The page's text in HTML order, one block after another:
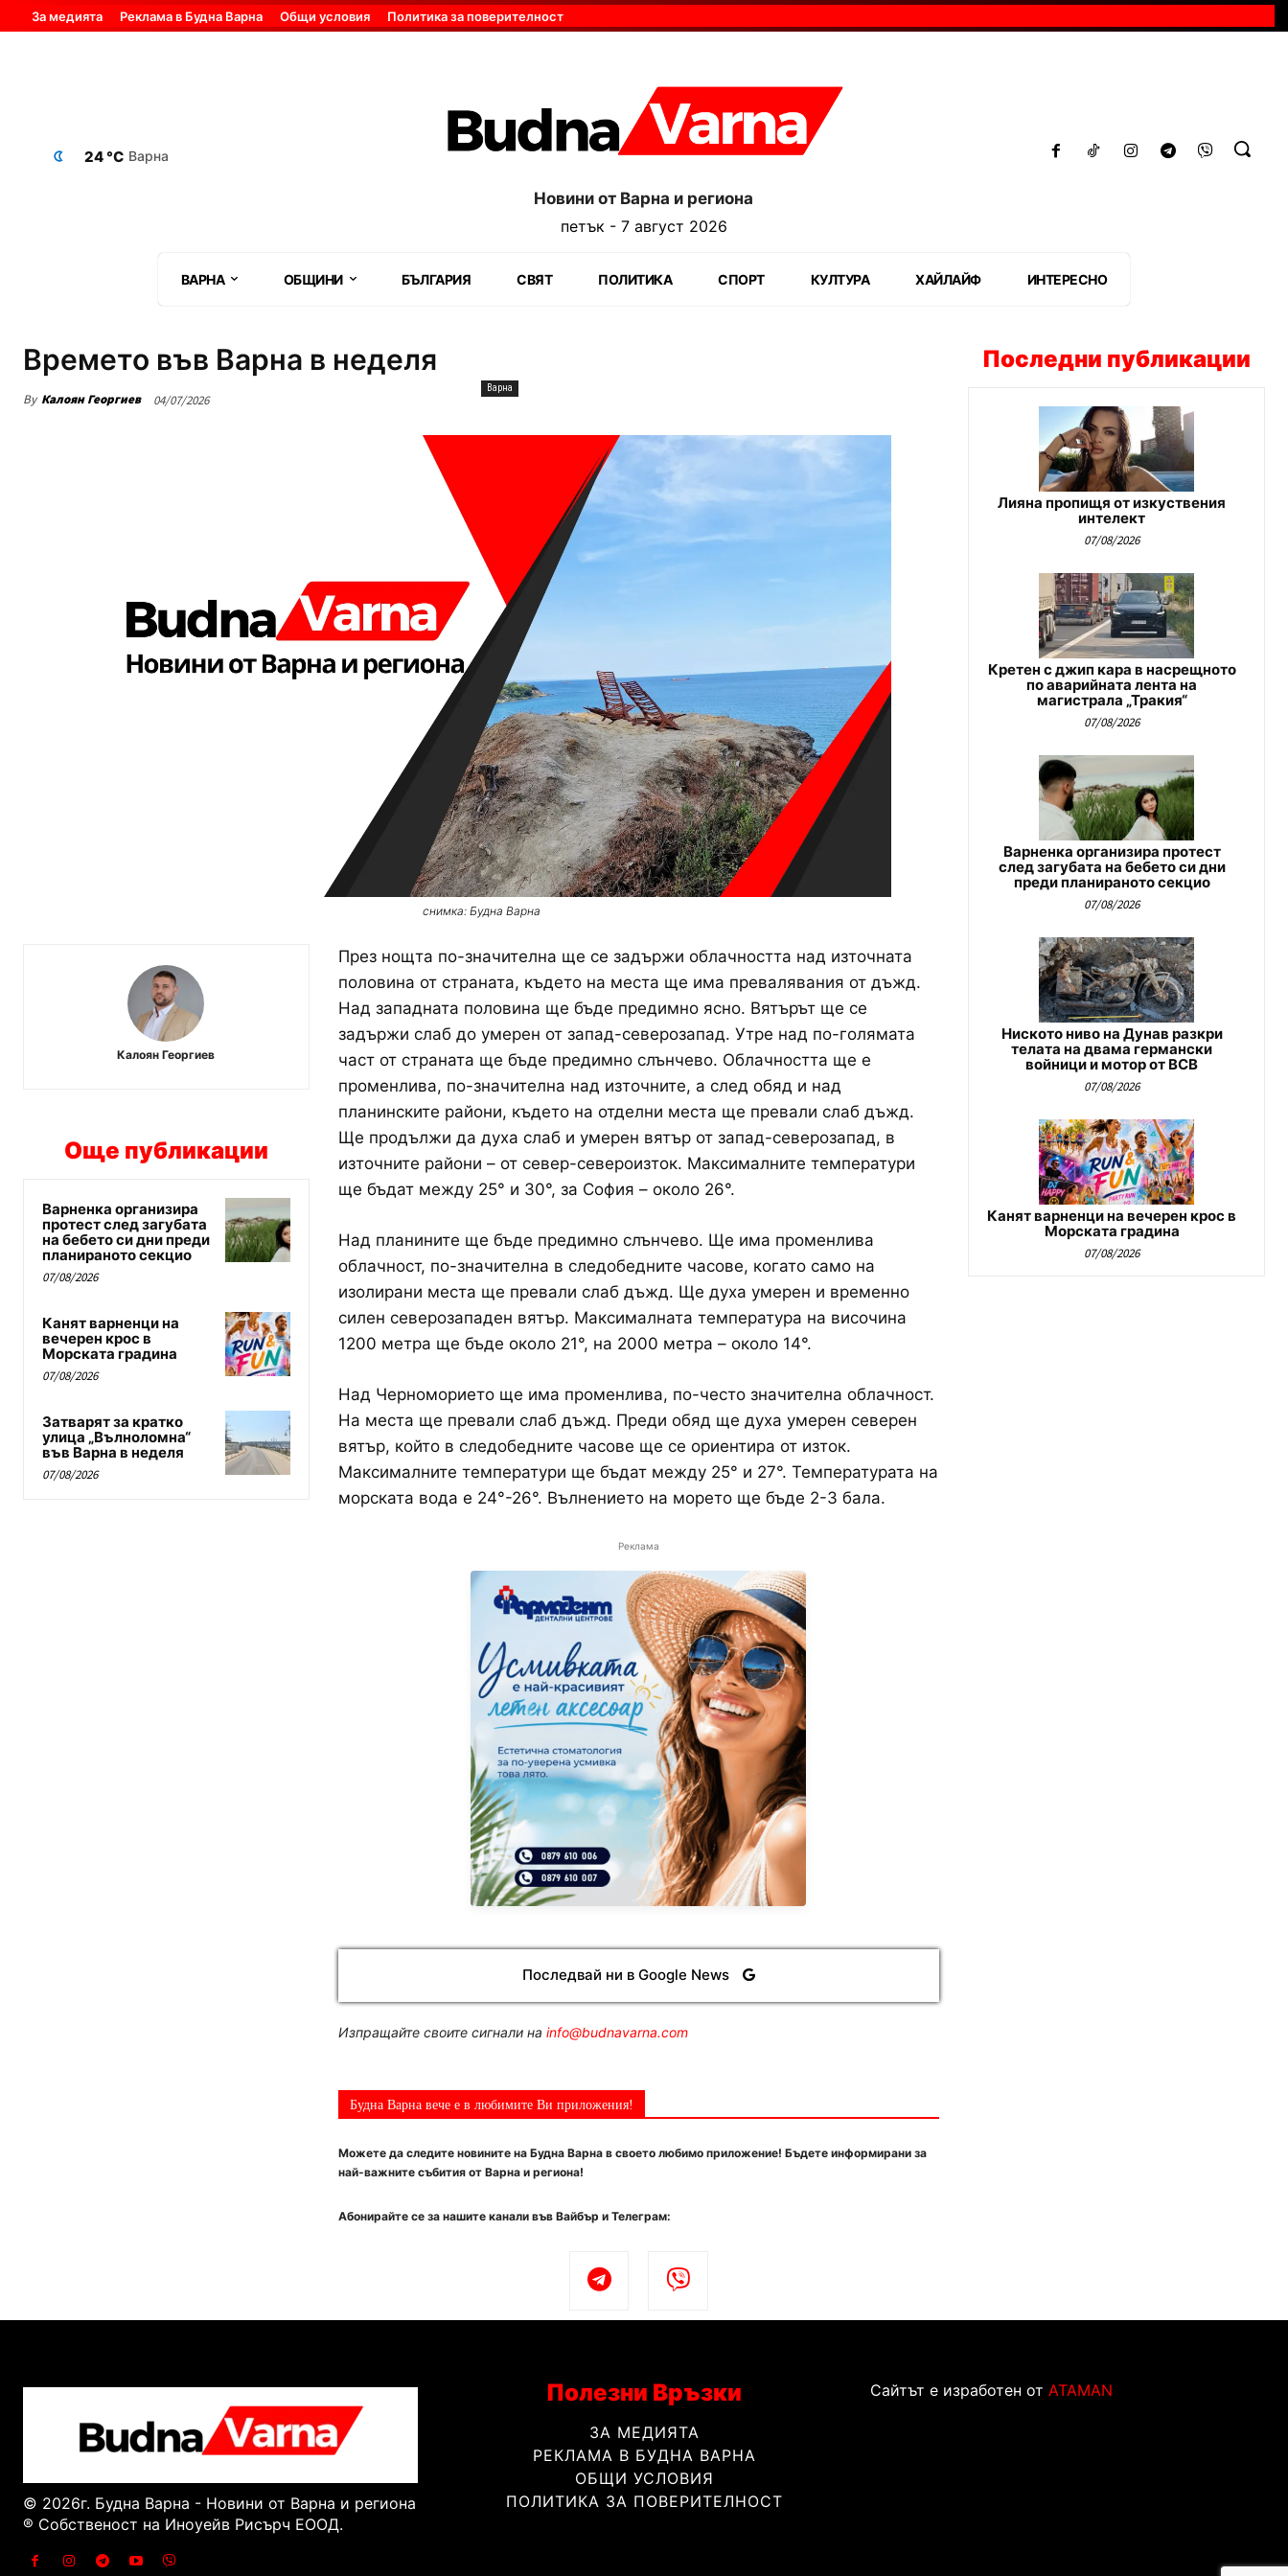
За медията Реклама в Будна Варна Общи условия Политика за поверителност
24 °C Варна
Новини от Варна и региона
петък - 7 август 2026
ВАРНА ОБЩИНИ БЪЛГАРИЯ СВЯТ ПОЛИТИКА СПОРТ КУЛТУРА ХАЙЛАЙФ ИНТЕРЕСНО
Времето във Варна в неделя
By Калоян Георгиев 04/07/2026
Варна
снимка: Будна Варна
Калоян Георгиев
Още публикации
Варненка организира
протест след загубата
на бебето си дни преди
планираното секцио
07/08/2026
Канят варненци на
вечерен крос в
Морската градина
07/08/2026
Затварят за кратко
улица „Вълноломна“
във Варна в неделя
07/08/2026
През нощта по-значителна ще се задържи облачността над източната
половина от страната, където на места ще има превалявания от дъжд.
Над западната половина ще бъде предимно ясно. Вятърът ще се
задържи слаб до умерен от запад-северозапад. Утре над по-голямата
част от страната ще бъде предимно слънчево. Облачността ще е
променлива, по-значителна над източните, а след обяд и над
планинските райони, където на отделни места ще превали слаб дъжд.
Ще продължи да духа слаб и умерен вятър от запад-северозапад, в
източните райони – от север-североизток. Максималните температури
ще бъдат между 25° и 30°, за София – около 26°.
Над планините ще бъде предимно слънчево. Ще има променлива
облачност, по-значителна в следобедните часове, когато само на
изолирани места ще превали слаб дъжд. Ще духа умерен и временно
силен северозападен вятър. Максималната температура на височина
1200 метра ще бъде около 21°, на 2000 метра – около 14°.
Над Черноморието ще има променлива, по-често значителна облачност.
На места ще превали слаб дъжд. Преди обяд ще духа умерен северен
вятър, който в следобедните часове ще се ориентира от изток.
Максималните температури ще бъдат между 25° и 27°. Температурата на
морската вода е 24°-26°. Вълнението на морето ще бъде 2-3 бала.
Реклама
Последвай ни в Google News
Изпращайте своите сигнали на info@budnavarna.com
Будна Варна вече е в любимите Ви приложения!
Можете да следите новините на Будна Варна в своето любимо приложение! Бъдете информирани за
най-важните събития от Варна и региона!
Абонирайте се за нашите канали във Вайбър и Телеграм:
Последни публикации
Лияна пропищя от изкуствения
интелект
07/08/2026
Кретен с джип кара в насрещното
по аварийната лента на
магистрала „Тракия“
07/08/2026
Варненка организира протест
след загубата на бебето си дни
преди планираното секцио
07/08/2026
Ниското ниво на Дунав разкри
телата на двама германски
войници и мотор от ВСВ
07/08/2026
Канят варненци на вечерен крос в
Морската градина
07/08/2026
© 2026г. Будна Варна - Новини от Варна и региона
® Собственост на Иноуейв Рисърч ЕООД.
Полезни Връзки
ЗА МЕДИЯТА
РЕКЛАМА В БУДНА ВАРНА
ОБЩИ УСЛОВИЯ
ПОЛИТИКА ЗА ПОВЕРИТЕЛНОСТ
Сайтът е изработен от ATAMAN